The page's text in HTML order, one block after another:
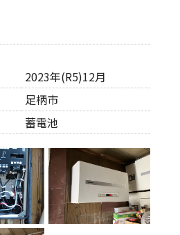
2023年(R5)12月
足柄市
蓄電池